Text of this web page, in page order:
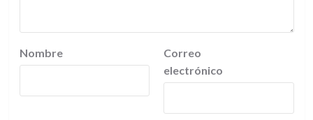
Nombre
Correo
electrónico